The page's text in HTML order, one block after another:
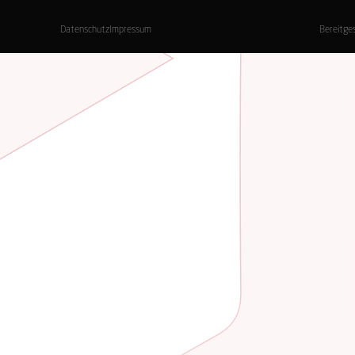
DatenschutzImpressum